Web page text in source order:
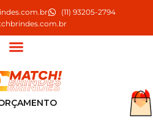
(11) 93205-2794